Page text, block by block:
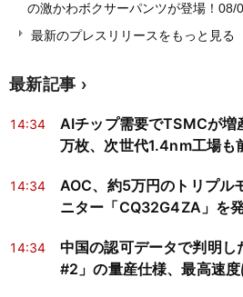
の激かわボクサーパンツが登場！ 08/
最新のプレスリリースをもっと見る
最新記事
14:34
AIチップ需要でTSMCが
万枚、次世代1.4nm工場も
14:34
AOC、約5万円のトリプル
ニター「CQ32G4ZA」を
14:34
中国の認可データで判明し
#2」の量産仕様、最高速